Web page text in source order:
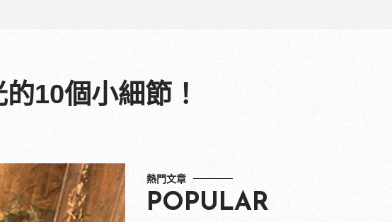
10個小細節！
熱門文章
POPULAR